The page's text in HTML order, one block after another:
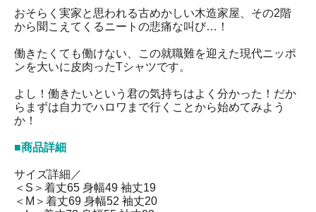
おそらく実家と思われる古めかしい木造家屋、その2階
から聞こえてくるニートの悲痛な叫び…！
働きたくても働けない、この就職難を迎えた現代ニッポ
ンを大いに皮肉ったTシャツです。
よし！働きたいという君の気持ちはよく分かった！だか
らまずは自力でハロワまで行くことから始めてみよう
か！
■商品詳細
サイズ詳細／
＜S＞着丈65 身幅49 袖丈19
＜M＞着丈69 身幅52 袖丈20